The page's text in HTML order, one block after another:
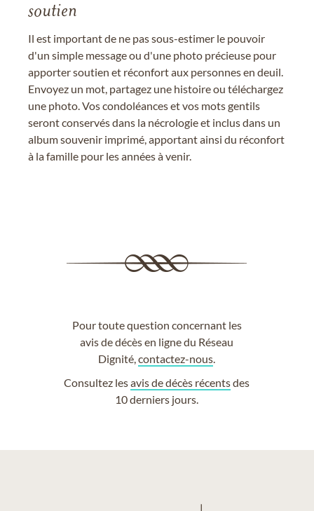
soutien
Il est important de ne pas sous-estimer le pouvoir
d'un simple message ou d'une photo précieuse pour
apporter soutien et réconfort aux personnes en deuil.
Envoyez un mot, partagez une histoire ou téléchargez
une photo. Vos condoléances et vos mots gentils
seront conservés dans la nécrologie et inclus dans un
album souvenir imprimé, apportant ainsi du réconfort
à la famille pour les années à venir.
Pour toute question concernant les
avis de décès en ligne du Réseau
Dignité,contactez-nous
Consultez lesavis de décès récentsdes
10 derniers jours.